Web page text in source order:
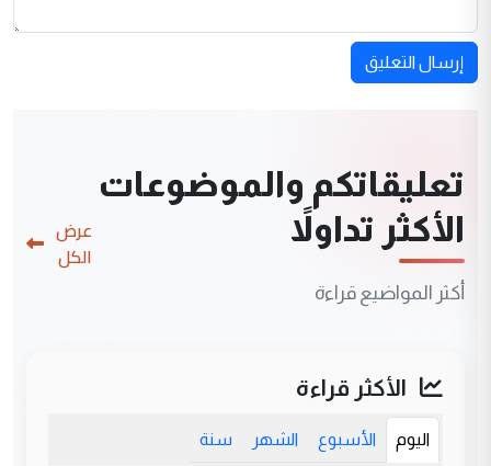
إرسال التعليق
تعليقاتكم والموضوعات
الأكثر تداولاً
أكثر المواضيع قراءة
عرض
الكل
الأكثر قراءة
اليوم الأسبوع الشهر سنة